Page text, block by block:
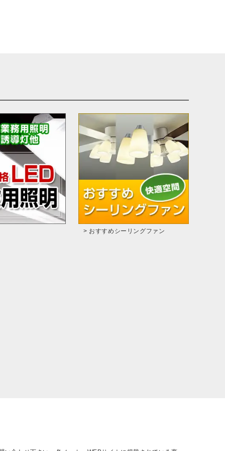
> おすすめシーリングファン